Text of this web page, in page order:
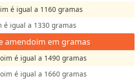
é igual a 1160 gramas
é igual a 1330 gramas
amendoim em gramas
é igual a 1490 gramas
é igual a 1660 gramas